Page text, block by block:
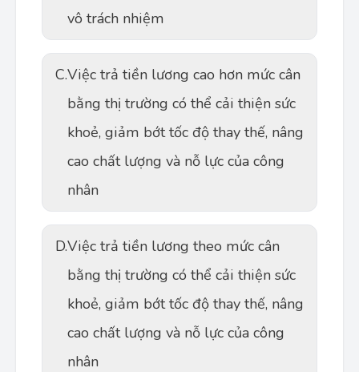
vô trách nhiệm
C.Việc trả tiền lương cao hơn mức cân
bằng thị trường có thể cải thiện sức
khoẻ, giảm bớt tốc độ thay thế, nâng
cao chất lượng và nỗ lực của công
nhân
D.Việc trả tiền lương theo mức cân
bằng thị trường có thể cải thiện sức
khoẻ, giảm bớt tốc độ thay thế, nâng
cao chất lượng và nỗ lực của công
nhân